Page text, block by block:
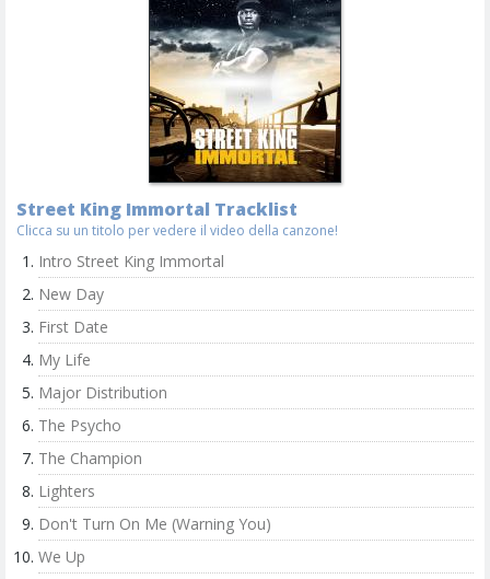
Street King Immortal Tracklist
Clicca su un titolo per vedere il video della canzone!
Intro Street King Immortal
New Day
First Date
My Life
Major Distribution
The Psycho
The Champion
Lighters
Don't Turn On Me (Warning You)
We Up